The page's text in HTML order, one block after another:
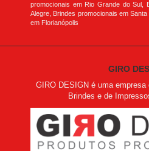
promocionais em Rio Grande do Sul,
Alegre, Brindes promocionais em
em Florianópolis
GIRO
GIRO DESIGN é uma
Brindes e de